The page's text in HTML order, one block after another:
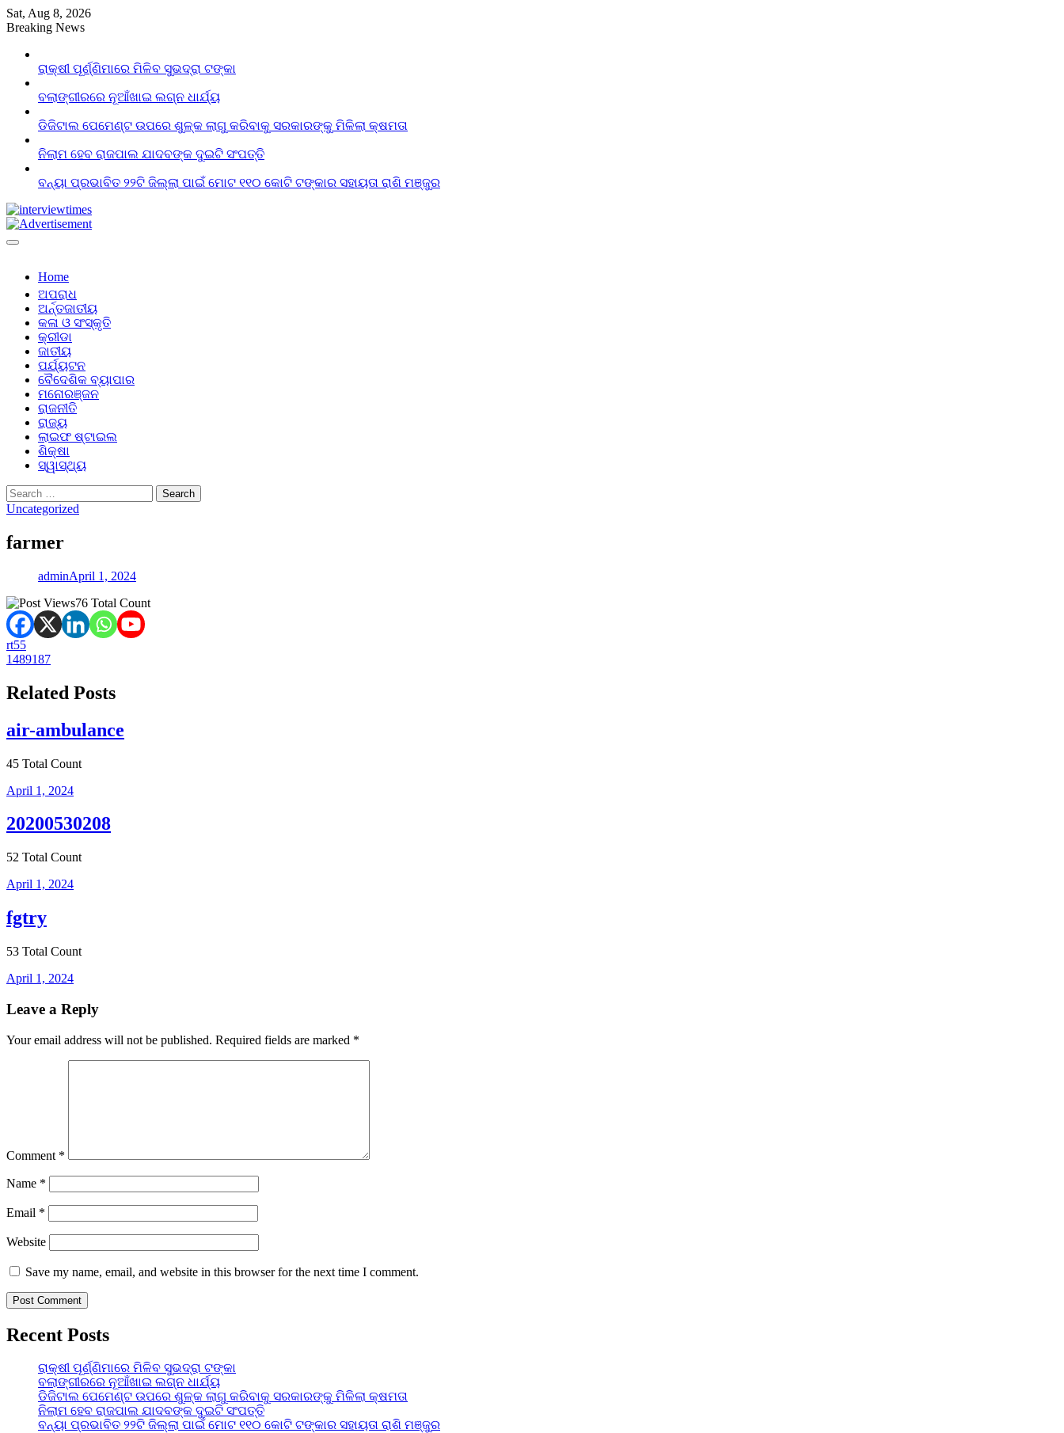
Skip
to
Sat, Aug 8, 2026
Breaking News
ରାକ୍ଷୀ ପୂର୍ଣ୍ଣିମାରେ ମିଳିବ ସୁଭଦ୍ରା ଟଙ୍କା
ବଲାଙ୍ଗୀରରେ ନୂଆଁଖାଇ ଲଗ୍ନ ଧାର୍ଯ୍ୟ
ଡିଜିଟାଲ ପେମେଣ୍ଟ ଉପରେ ଶୁଳ୍କ ଲାଗୁ କରିବାକୁ ସରକାରଙ୍କୁ ମିଳିଲା କ୍ଷମତା
ନିଲାମ ହେବ ରାଜପାଲ ଯାଦବଙ୍କ ଦୁଇଟି ସଂପତ୍ତି
ବନ୍ୟା ପ୍ରଭାବିତ ୨୨ଟି ଜିଲ୍ଲା ପାଇଁ ମୋଟ ୧୧୦ କୋଟି ଟଙ୍କାର ସହାୟତା ରାଶି ମଞ୍ଜୁର
Home
ଅପରାଧ
ଅର୍ନ୍ତଜାତୀୟ
କଳା ଓ ସଂସ୍କୃତି
କ୍ରୀଡା
ଜାତୀୟ
ପର୍ଯ୍ୟଟନ
ବୈଦେଶିକ ବ୍ୟାପାର
ମନୋରଞ୍ଜନ
ରାଜନୀତି
ରାଜ୍ୟ
ଲାଇଫ ଷ୍ଟାଇଲ
ଶିକ୍ଷା
ସ୍ୱାସ୍ଥ୍ୟ
Search
for:
Uncategorized
farmer
adminApril 1, 2024
76 Total Count
Post
navigation
rt55
1489187
Related Posts
air-ambulance
45 Total Count
April 1, 2024
20200530208
52 Total Count
April 1, 2024
fgtry
53 Total Count
April 1, 2024
Leave a Reply
Your email address will not be published. Required fields are marked *
Comment *
Name *
Email *
Website
Save my name, email, and website in this browser for the next time I comment.
Recent Posts
ରାକ୍ଷୀ ପୂର୍ଣ୍ଣିମାରେ ମିଳିବ ସୁଭଦ୍ରା ଟଙ୍କା
ବଲାଙ୍ଗୀରରେ ନୂଆଁଖାଇ ଲଗ୍ନ ଧାର୍ଯ୍ୟ
ଡିଜିଟାଲ ପେମେଣ୍ଟ ଉପରେ ଶୁଳ୍କ ଲାଗୁ କରିବାକୁ ସରକାରଙ୍କୁ ମିଳିଲା କ୍ଷମତା
ନିଲାମ ହେବ ରାଜପାଲ ଯାଦବଙ୍କ ଦୁଇଟି ସଂପତ୍ତି
ବନ୍ୟା ପ୍ରଭାବିତ ୨୨ଟି ଜିଲ୍ଲା ପାଇଁ ମୋଟ ୧୧୦ କୋଟି ଟଙ୍କାର ସହାୟତା ରାଶି ମଞ୍ଜୁର